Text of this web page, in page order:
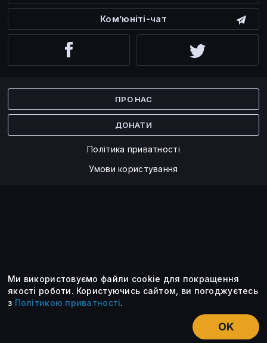
КУРСИ КРИПТОВАЛЮТ
Ком’юніті-чат
ПРО НАС
ДОНАТИ
Політика приватності
Умови користування
©2014 — 2026
Усі опубліковані матеріали належать ForkLog. Ви можете
передруковувати їх тільки після узгодження із редакцією та
вказанням активного посилання на ForkLog.
Ми використовуємо файли cookie для покращення
якості роботи. Користуючись сайтом, ви погоджуєтесь
з Політикою приватності.
OK